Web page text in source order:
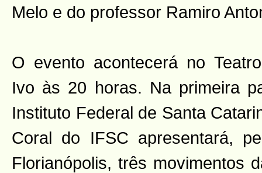
Melo e do professor Ramiro
O evento acontecerá no
Ivo às 20 horas. Na primeira
Instituto Federal de Santa
Coral do IFSC apresentará,
Florianópolis, três movimentos